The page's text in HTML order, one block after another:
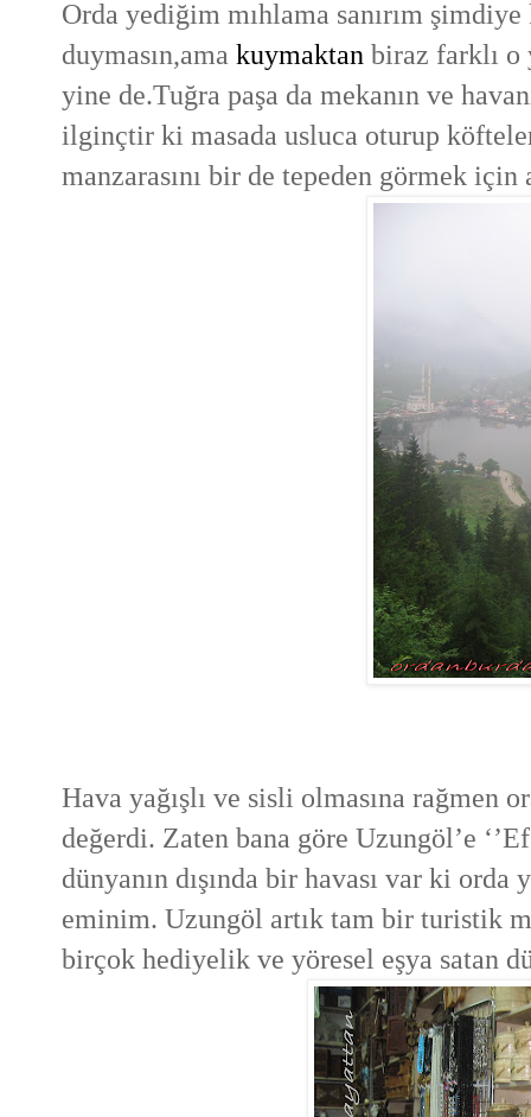
Orda yediğim mıhlama sanırım
duymasın,ama kuymaktan biraz farklı o
yine de.Tuğra paşa da mekanın ve
ilginçtir ki masada usluca oturup
manzarasını bir de tepeden görmek için
Hava yağışlı ve sisli olmasına rağmen
değerdi. Zaten bana göre Uzungöl’e
dünyanın dışında bir havası var ki
eminim. Uzungöl artık tam bir turistik
birçok hediyelik ve yöresel eşya satan